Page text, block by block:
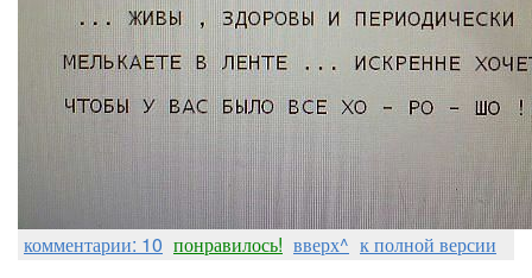
комментарии: 10 понравилось! вверх^ к полной версии